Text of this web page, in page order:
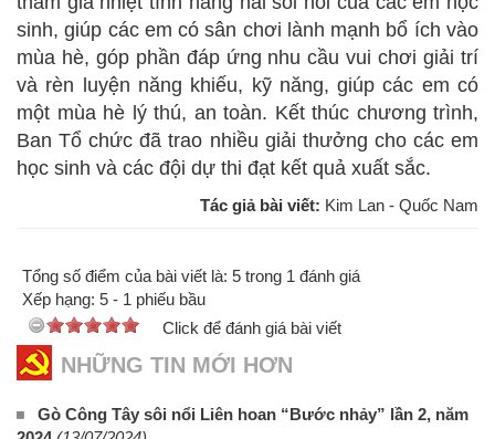
sinh, giúp các em có sân chơi lành mạnh bổ ích vào
mùa hè, góp phần đáp ứng nhu cầu vui chơi giải trí
và rèn luyện năng khiếu, kỹ năng, giúp các em có
một mùa hè lý thú, an toàn. Kết thúc chương trình,
Ban Tổ chức đã trao nhiều giải thưởng cho các em
học sinh và các đội dự thi đạt kết quả xuất sắc.
Tác giả bài viết: Kim Lan - Quốc Nam
Tổng số điểm của bài viết là: 5 trong 1 đánh giá
Xếp hạng: 5 - 1 phiếu bầu
Click để đánh giá bài viết
NHỮNG TIN MỚI HƠN
Gò Công Tây sôi nổi Liên hoan “Bước nhảy” lần 2, năm